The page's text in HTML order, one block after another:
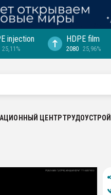
injection
25,11%
HDPE film
2080 25,96%
ЦЕНТР